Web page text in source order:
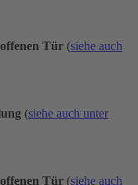
Tür (siehe auch
(siehe auch unter
Tür (siehe auch